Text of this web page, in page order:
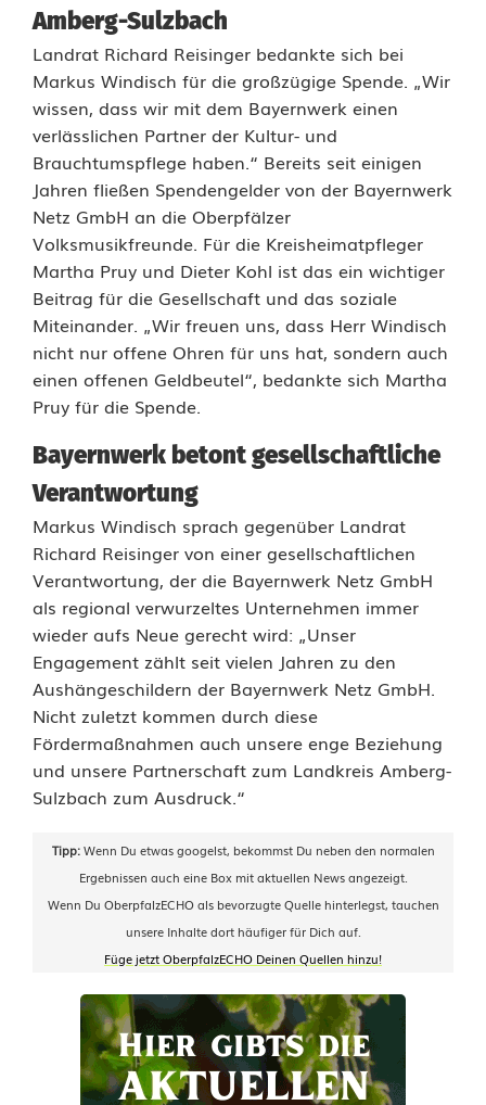
p
e
n
d
e
t
1
.
0
0
0
E
u
r
o
f
ü
r
V
o
Amberg-Sulzbach
Landrat Richard Reisinger bedankte sich bei
Markus Windisch für die großzügige Spende. „Wir
wissen, dass wir mit dem Bayernwerk einen
verlässlichen Partner der Kultur- und
Brauchtumspflege haben.“ Bereits seit einigen
Jahren fließen Spendengelder von der Bayernwerk
Netz GmbH an die Oberpfälzer
Volksmusikfreunde. Für die Kreisheimatpfleger
Martha Pruy und Dieter Kohl ist das ein wichtiger
Beitrag für die Gesellschaft und das soziale
Miteinander. „Wir freuen uns, dass Herr Windisch
nicht nur offene Ohren für uns hat, sondern auch
einen offenen Geldbeutel“, bedankte sich Martha
Pruy für die Spende.
Bayernwerk betont gesellschaftliche
Verantwortung
Markus Windisch sprach gegenüber Landrat
Richard Reisinger von einer gesellschaftlichen
Verantwortung, der die Bayernwerk Netz GmbH
als regional verwurzeltes Unternehmen immer
wieder aufs Neue gerecht wird: „Unser
Engagement zählt seit vielen Jahren zu den
Aushängeschildern der Bayernwerk Netz GmbH.
Nicht zuletzt kommen durch diese
Fördermaßnahmen auch unsere enge Beziehung
und unsere Partnerschaft zum Landkreis Amberg-
Sulzbach zum Ausdruck.“
Tipp:Wenn Du etwas googelst, bekommst Du neben den normalen
Ergebnissen auch eine Box mit aktuellen News angezeigt.
Wenn Du OberpfalzECHO als bevorzugte Quelle hinterlegst, tauchen
unsere Inhalte dort häufiger für Dich auf.
Füge jetzt OberpfalzECHO Deinen Quellen hinzu!